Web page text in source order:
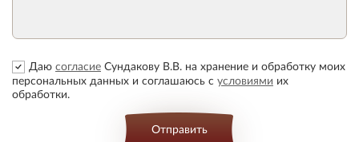
Даю согласие Сундакову В.В. на хранение и обработку моих
персональных данных и соглашаюсь с условиями их
обработки.
Отправить